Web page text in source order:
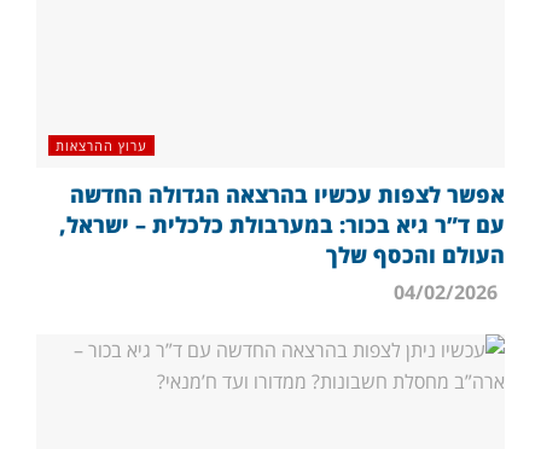
ערוץ ההרצאות
אפשר לצפות עכשיו בהרצאה הגדולה החדשה
עם ד”ר גיא בכור: במערבולת כלכלית – ישראל,
העולם והכסף שלך